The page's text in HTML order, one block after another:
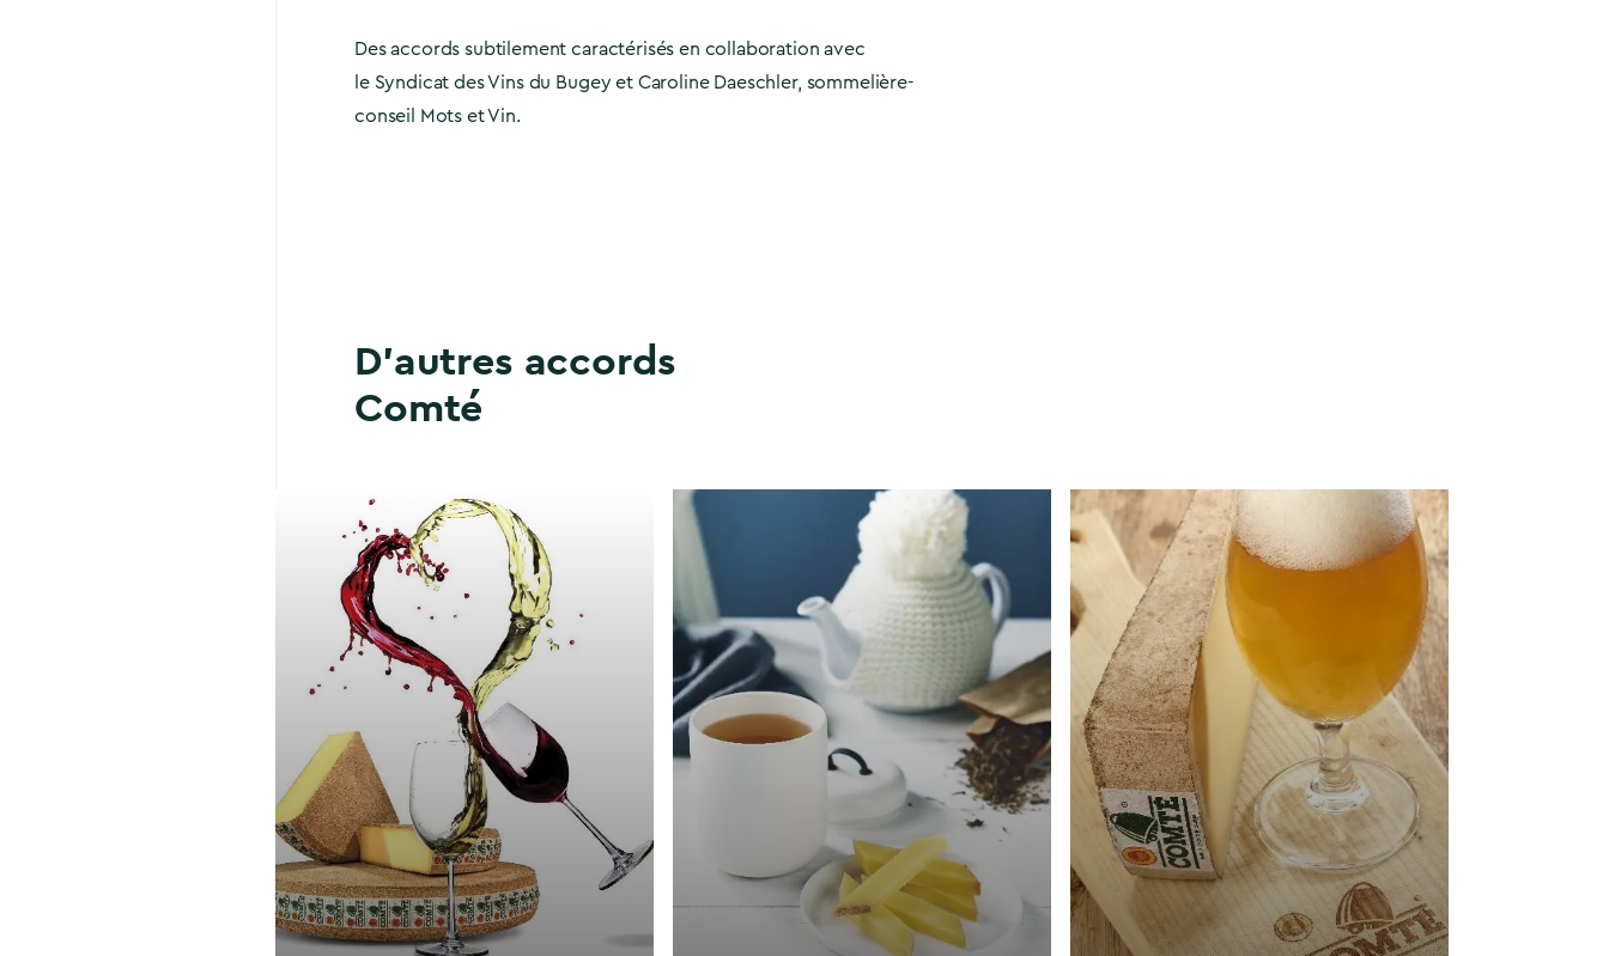
Des accords subtilement caractérisés en collaboration avec
le Syndicat des Vins du Bugey et Caroline Daeschler, sommelière-
conseil Mots et Vin.
D'autres accords
Comté